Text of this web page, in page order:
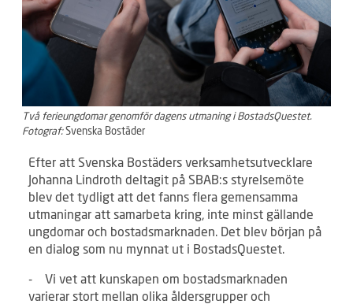
Två ferieungdomar genomför dagens utmaning i BostadsQuestet.
Fotograf:Svenska Bostäder
Efter att Svenska Bostäders verksamhetsutvecklare
Johanna Lindroth deltagit på SBAB:s styrelsemöte
blev det tydligt att det fanns flera gemensamma
utmaningar att samarbeta kring, inte minst gällande
ungdomar och bostadsmarknaden. Det blev början på
en dialog som nu mynnat ut i BostadsQuestet.
- Vi vet att kunskapen om bostadsmarknaden
varierar stort mellan olika åldersgrupper och